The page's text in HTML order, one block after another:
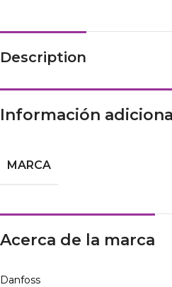
Description
Información
MARCA
Acerca de la marca
Danfoss